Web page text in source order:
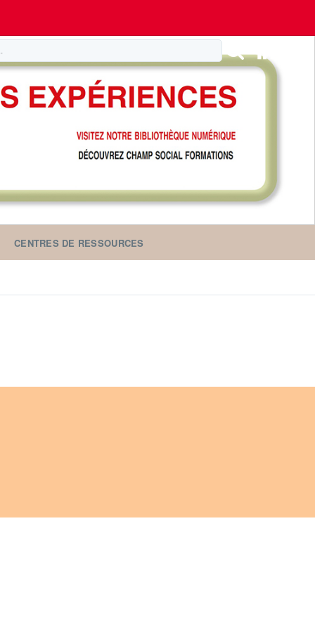
CENTRES DE RESSOURCES